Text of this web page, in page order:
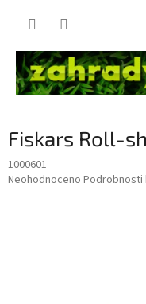
Fiskars Roll-
1000601
Průměrné
Neohodnoceno Podrobnosti